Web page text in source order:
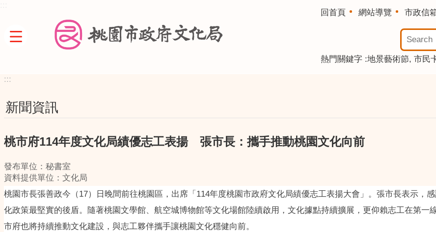
回首頁 網站導覽 市政信
熱門關鍵字 地景藝術節 市民
:::
新聞資訊
桃市府114年度文化局績優志工表揚 張市長：攜手推動桃園文化向前
發布單位：秘書室
資料提供單位：文化局
桃園市長張善政今（17）日晚間前往桃園區，出席「114年度桃園市政府文化局績優志工表揚大會」。張市長表示，
化政策最堅實的後盾。隨著桃園文學館、航空城博物館等文化場館陸續啟用，文化據點持續擴展，更仰賴志工在第一
市府也將持續推動文化建設，與志工夥伴攜手讓桃園文化穩健向前。